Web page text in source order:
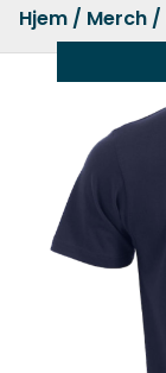
Hjem / Merch /